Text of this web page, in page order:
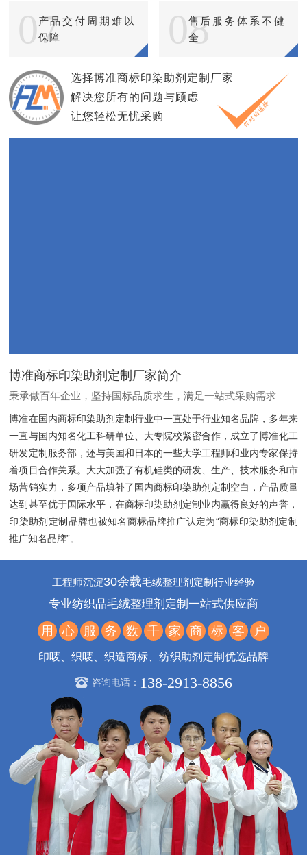
07产品交付周期难以
保障
08
售后服务体系不健
全
选择博准商标印染助剂定制厂家
解决您所有的问题与顾虑
让您轻松无忧采购
博准商标印染助剂定制厂家简介
秉承做百年企业，坚持国标品质求生，满足一站式采购需求
博准在国内商标印染助剂定制行业中一直处于行业知名品牌，多年来
一直与国内知名化工科研单位、大专院校紧密合作，成立了博准化工
研发定制服务部，还与美国和日本的一些大学工程师和业内专家保持
着项目合作关系。大大加强了有机硅类的研发、生产、技术服务和市
场营销实力，多项产品填补了国内商标印染助剂定制空白，产品质量
达到甚至优于国际水平，在商标印染助剂定制业内赢得良好的声誉，
印染助剂定制品牌也被知名商标品牌推广认定为“商标印染助剂定制
推广知名品牌”。
工程师沉淀30余载毛绒整理剂定制行业经验
专业纺织品毛绒整理剂定制一站式供应商
用 心 服 务 数 千 家 商 标 客 户
印唛、织唛、织造商标、纺织助剂定制优选品牌
咨询电话： 138-2913-8856